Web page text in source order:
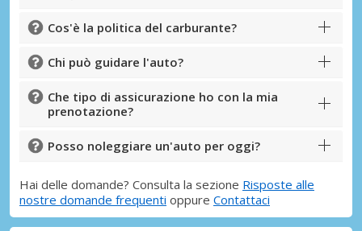
Cos'è la politica del carburante?
Chi può guidare l'auto?
Che tipo di assicurazione ho con la mia
prenotazione?
Posso noleggiare un'auto per oggi?
Hai delle domande? Consulta la sezione Risposte alle
nostre domande frequenti oppure Contattaci